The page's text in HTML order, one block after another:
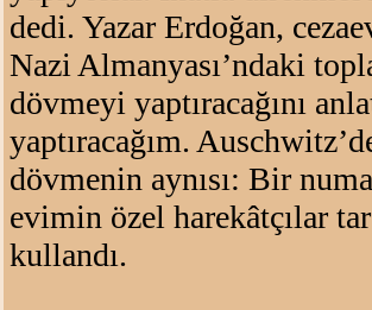
dedi. Yazar Erdoğan,
Nazi Almanyası’ndaki
dövmeyi yaptıracağını
yaptıracağım.
dövmenin aynısı: Bir
evimin özel harekâtçılar
kullandı.